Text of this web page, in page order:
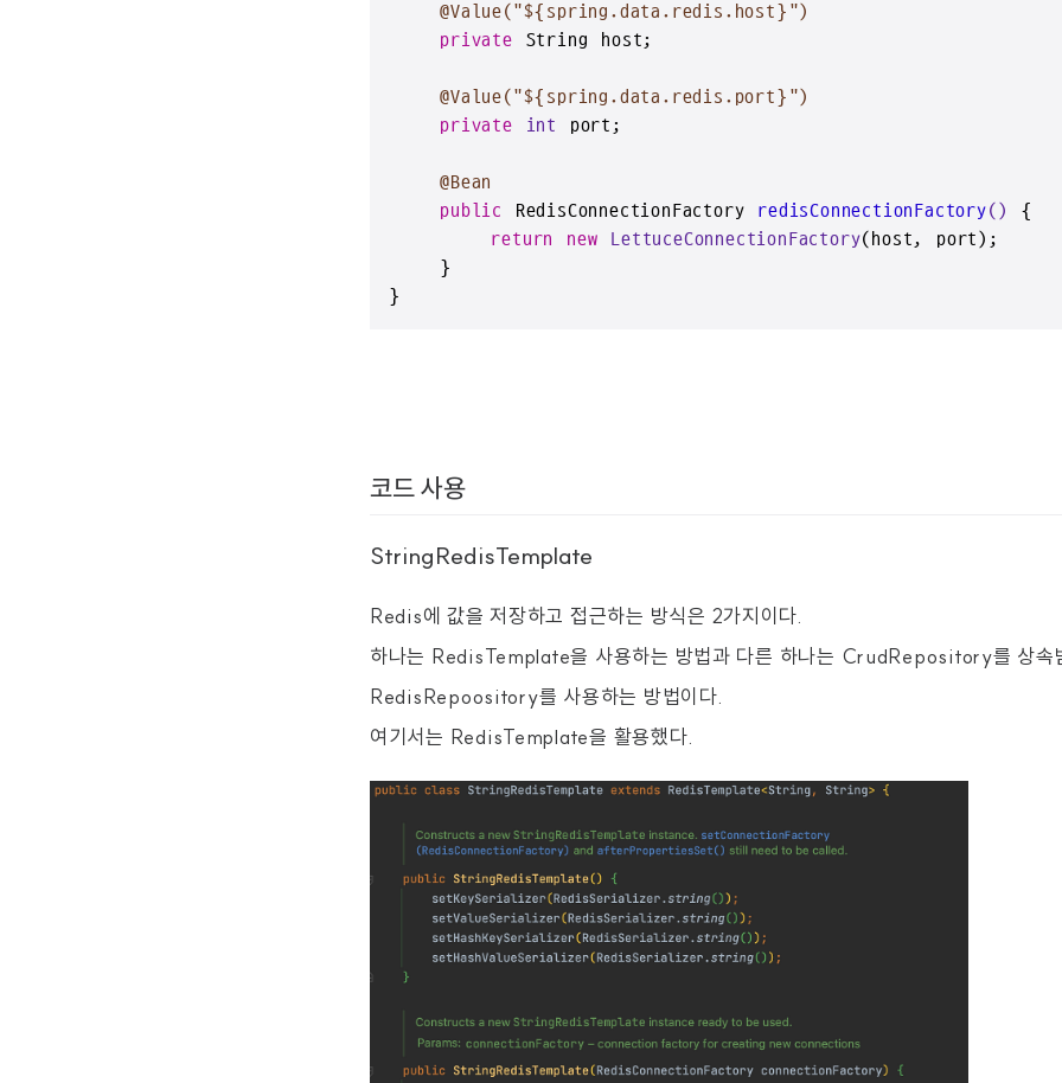
@Value("${spring.data.redis.host}")
private String host;
@Value("${spring.data.redis.port}")
private
int port;
@Bean
public
RedisConnectionFactory redisConnectionFactory()
{
return
new LettuceConnectionFactory(host, port);
    }
}
코드 사용
StringRedisTemplate
Redis에 값을 저장하고 접근하는 방식은 2가지이다.
하나는 RedisTemplate을 사용하는 방법과 다른 하나는 CrudRepository를 상속
RedisRepoository를 사용하는 방법이다.
여기서는 RedisTemplate을 활용했다.